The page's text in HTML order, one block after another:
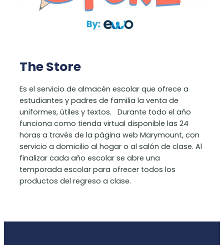
The Store
Es el servicio de almacén escolar que ofrece a
estudiantes y padres de familia la venta de
uniformes, útiles y textos. Durante todo el año
funciona como tienda virtual disponible las 24
horas a través de la página web Marymount, con
servicio a domicilio al hogar o al salón de clase. Al
finalizar cada año escolar se abre una
temporada escolar para ofrecer todos los
productos del regreso a clase.